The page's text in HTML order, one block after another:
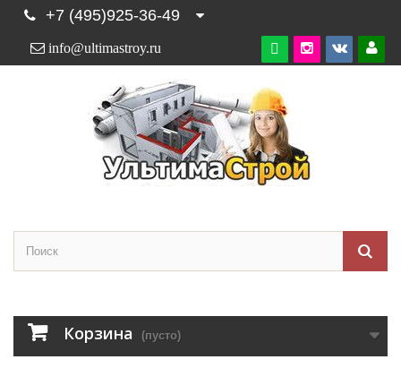
+7 (495)925-36-49

info@ultimastroy.ru
Корзина (пусто)